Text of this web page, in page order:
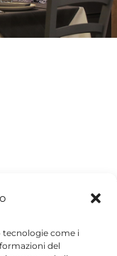
tecnologie come i
del